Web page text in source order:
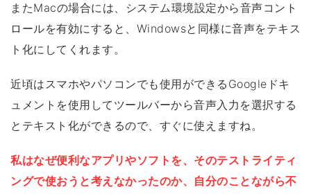
またMacの場合には、システム環境設定から音声コント
ロールを有効にすると、Windowsと同様に音声をテキス
ト化にしてくれます。
近頃はスマホやパソコンでも使用ができるGoogleドキ
ュメントを使用してツールバーから音声入力を選択する
とテキスト化ができるので、すぐに使えますね。
私はなぜ便利なアプリやソフトを、そのテストライティ
ングで使おうと考えなかったのか、自分のことながら不